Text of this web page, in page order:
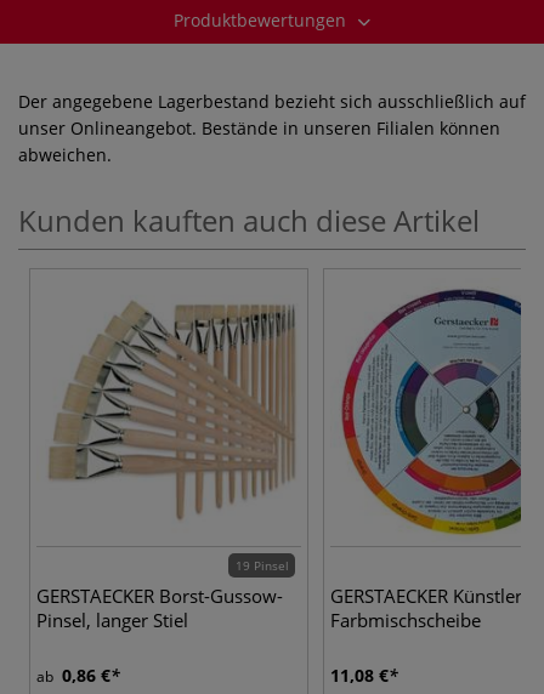
Produktbewertungen
Der angegebene Lagerbestand bezieht sich ausschließlich auf
unser Onlineangebot. Bestände in unseren Filialen können
abweichen.
Kunden kauften auch diese Artikel
19 Pinsel
GERSTAECKER Borst-Gussow-
Pinsel, langer Stiel
ab 0,86 €
GERSTAECKER Künstler-
Farbmischscheibe
11,08 €